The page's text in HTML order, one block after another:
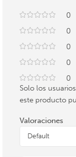
0
0
0
0
0
Valoraciones
Solo los
este producto